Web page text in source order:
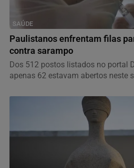
SAÚDE
Paulistanos enfrentam filas
contra sarampo
Dos 512 postos listados no portal
apenas 62 estavam abertos neste